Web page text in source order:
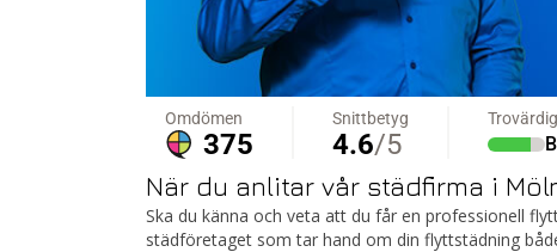
När du anlitar vår städfirma i
Ska du känna och veta att du får en professionell
städföretaget som tar hand om din flyttstädning